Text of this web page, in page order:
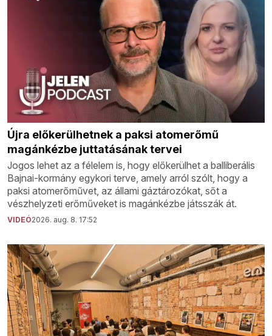
Újra előkerülhetnek a paksi atomerőmű
magánkézbe juttatásának tervei
Jogos lehet az a félelem is, hogy előkerülhet a balliberális
Bajnai-kormány egykori terve, amely arról szólt, hogy a
paksi atomerőművet, az állami gáztározókat, sőt a
vészhelyzeti erőműveket is magánkézbe játsszák át.
VIDEÓ2026. aug. 8. 17:52